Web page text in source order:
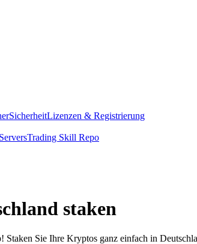
SicherheitLizenzen & Registrierung
Trading Skill Repo
staken
Sie Ihre Kryptos ganz einfach in